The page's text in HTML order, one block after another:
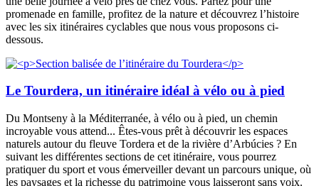
promenade en famille, profitez de la nature et découvrez l’histoire
avec les six itinéraires cyclables que nous vous proposons ci-
dessous.
Le Tourdera, un itinéraire idéal à vélo ou à pied
Du Montseny à la Méditerranée, à vélo ou à pied, un chemin
incroyable vous attend... Êtes-vous prêt à découvrir les espaces
naturels autour du fleuve Tordera et de la rivière d’Arbúcies ? En
suivant les différentes sections de cet itinéraire, vous pourrez
pratiquer du sport et vous émerveiller devant un parcours unique, où
les paysages et la richesse du patrimoine vous laisseront sans voix.